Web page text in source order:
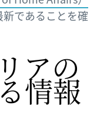
であることを確
アの​
情報